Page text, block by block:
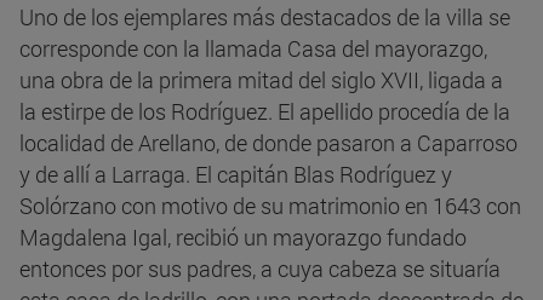
Uno de los ejemplares más destacados de la villa se
corresponde con la llamada Casa del mayorazgo,
una obra de la primera mitad del siglo XVII, ligada a
la estirpe de los Rodríguez. El apellido procedía de la
localidad de Arellano, de donde pasaron a Caparroso
y de allí a Larraga. El capitán Blas Rodríguez y
Solórzano con motivo de su matrimonio en 1643 con
Magdalena Igal, recibió un mayorazgo fundado
entonces por sus padres, a cuya cabeza se situaría